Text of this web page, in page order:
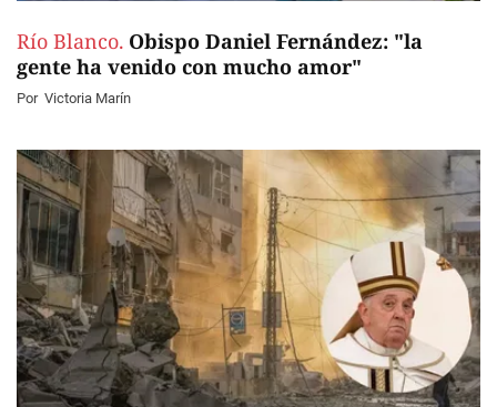
Río Blanco. Obispo Daniel Fernández: "la
gente ha venido con mucho amor"
Por Victoria Marín